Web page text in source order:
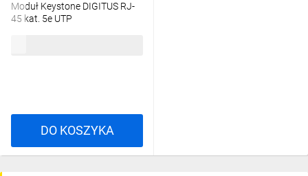
Moduł Keystone DIGITUS RJ-
45 kat. 5e UTP
DO KOSZYKA